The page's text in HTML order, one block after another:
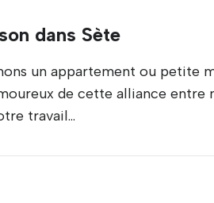
dans Sète
un appartement ou petite
de cette alliance entre
travail...